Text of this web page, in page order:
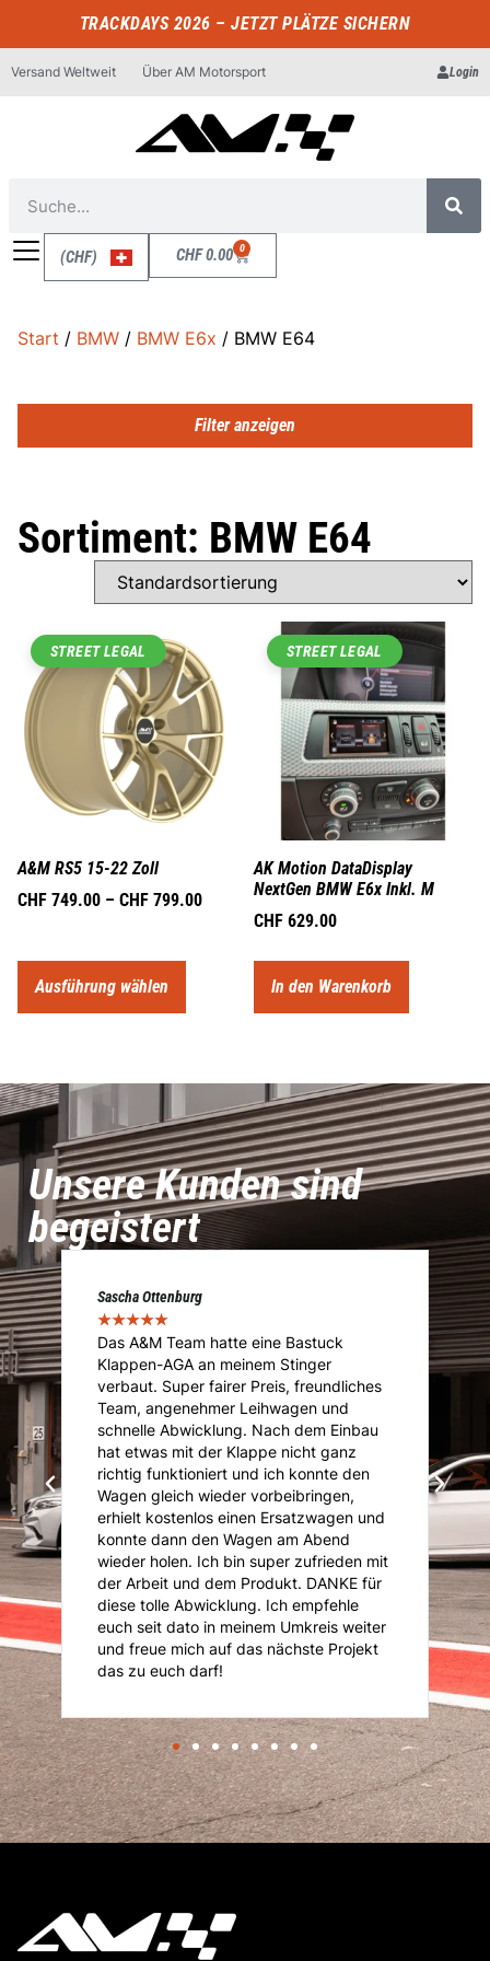
TRACKDAYS 2026 – JETZT PLÄTZE SICHERN
Versand Weltweit Über AM Motorsport Login
(CHF) CHF0.00 0
Start / BMW / BMW E6x / BMW E64
Filter anzeigen
Sortiment: BMW E64
STREET LEGAL
A&M RS5 15-22 Zoll
CHF 749.00 – CHF 799.00
Ausführung wählen
STREET LEGAL
AK Motion DataDisplay
NextGen BMW E6x Inkl. M
CHF 629.00
In den Warenkorb
Unsere Kunden sind
begeistert
Sascha Ottenburg
★★★★★
Das A&M Team hatte eine Bastuck
Klappen-AGA an meinem Stinger
verbaut. Super fairer Preis, freundliches
Team, angenehmer Leihwagen und
schnelle Abwicklung. Nach dem Einbau
hat etwas mit der Klappe nicht ganz
richtig funktioniert und ich konnte den
Wagen gleich wieder vorbeibringen,
erhielt kostenlos einen Ersatzwagen und
konnte dann den Wagen am Abend
wieder holen. Ich bin super zufrieden mit
der Arbeit und dem Produkt. DANKE für
diese tolle Abwicklung. Ich empfehle
euch seit dato in meinem Umkreis weiter
und freue mich auf das nächste Projekt
das zu euch darf!
★